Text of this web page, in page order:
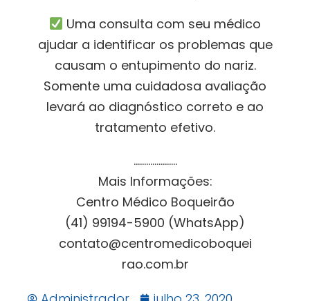
Uma consulta com seu médico
ajudar a identificar os problemas que
causam o entupimento do nariz.
Somente uma cuidadosa avaliação
levará ao diagnóstico correto e ao
tratamento efetivo.
…………………
Mais Informações:
Centro Médico Boqueirão
(41) 99194-5900 (WhatsApp)
contato@centromedicoboquei
rao.com.br